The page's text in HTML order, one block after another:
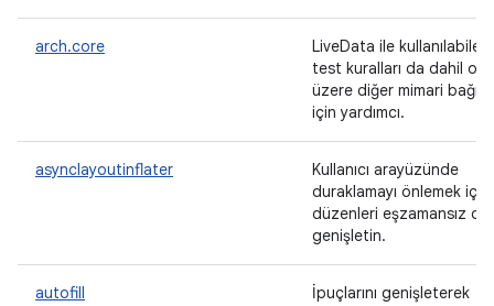
arch.core
LiveData ile
test kuralları da dahil
üzere diğer mimari
için yardımcı.
asynclayoutinflater
Kullanıcı arayüzünde
duraklamayı önlemek için
düzenleri eşzamansız
genişletin.
autofill
İpuçlarını genişleterek